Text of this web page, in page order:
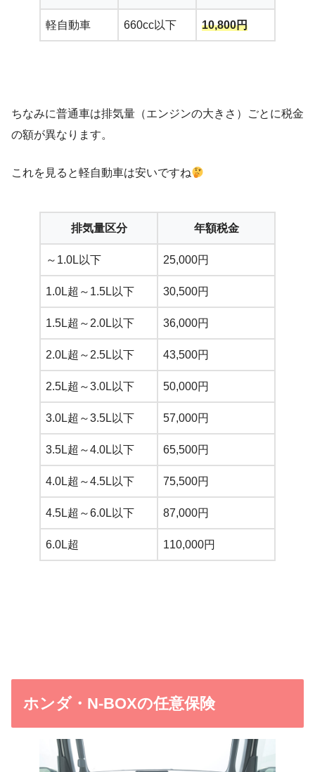
軽自動車 660cc以下 10,800円
ちなみに普通車は排気量（エンジンの大きさ）ごとに税金
の額が異なります。
これを見ると軽自動車は安いですね
排気量区分 年額税金
～1.0L以下 25,000円
1.0L超～1.5L以下 30,500円
1.5L超～2.0L以下 36,000円
2.0L超～2.5L以下 43,500円
2.5L超～3.0L以下 50,000円
3.0L超～3.5L以下 57,000円
3.5L超～4.0L以下 65,500円
4.0L超～4.5L以下 75,500円
4.5L超～6.0L以下 87,000円
6.0L超 110,000円
ホンダ・N-BOXの任意保険